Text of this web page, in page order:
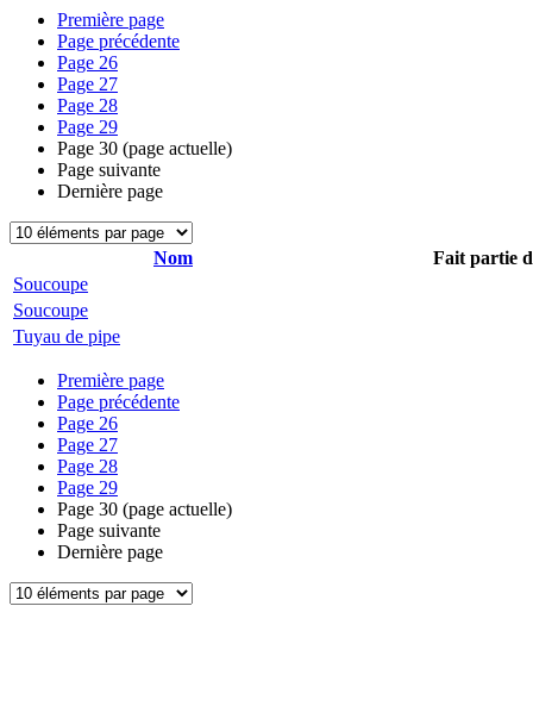
Première page
Page précédente
Page 26
Page 27
Page 28
Page 29
Page 30 (page actuelle)
Page suivante
Dernière page
Nom
Fait partie
Soucoupe
Soucoupe
Tuyau de pipe
Première page
Page précédente
Page 26
Page 27
Page 28
Page 29
Page 30 (page actuelle)
Page suivante
Dernière page